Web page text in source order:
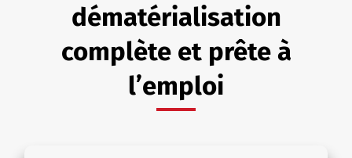
dématérialisation
complète et prête à
l’emploi